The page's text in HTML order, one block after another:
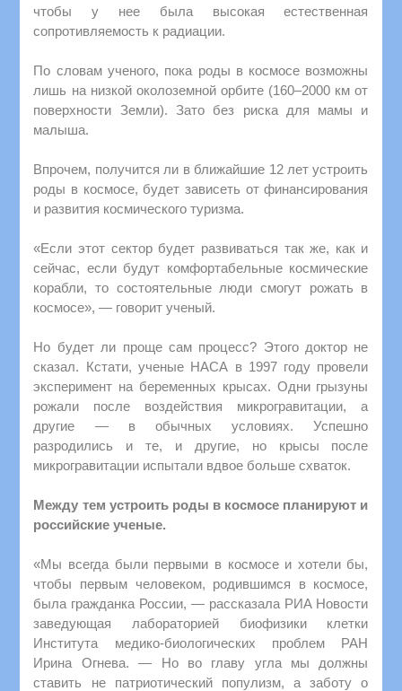
чтобы у нее была высокая естественная
сопротивляемость к радиации.
По словам ученого, пока роды в космосе возможны
лишь на низкой околоземной орбите (160–2000 км от
поверхности Земли). Зато без риска для мамы и
малыша.
Впрочем, получится ли в ближайшие 12 лет устроить
роды в космосе, будет зависеть от финансирования
и развития космического туризма.
«Если этот сектор будет развиваться так же, как и
сейчас, если будут комфортабельные космические
корабли, то состоятельные люди смогут рожать в
космосе», — говорит ученый.
Но будет ли проще сам процесс? Этого доктор не
сказал. Кстати, ученые НАСА в 1997 году провели
эксперимент на беременных крысах. Одни грызуны
рожали после воздействия микрогравитации, а
другие — в обычных условиях. Успешно
разродились и те, и другие, но крысы после
микрогравитации испытали вдвое больше схваток.
Между тем устроить роды в космосе планируют и
российские ученые.
«Мы всегда были первыми в космосе и хотели бы,
чтобы первым человеком, родившимся в космосе,
была гражданка России, — рассказала РИА Новости
заведующая лабораторией биофизики клетки
Института медико-биологических проблем РАН
Ирина Огнева. — Но во главу угла мы должны
ставить не патриотический популизм, а заботу о